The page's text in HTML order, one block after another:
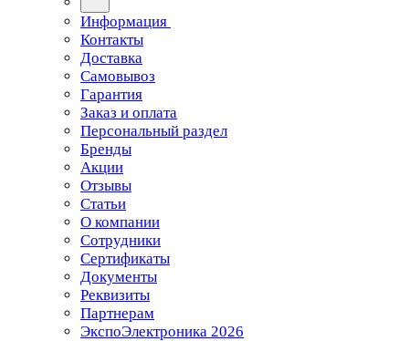
Информация
Контакты
Доставка
Самовывоз
Гарантия
Заказ и оплата
Персональный раздел
Бренды
Акции
Отзывы
Статьи
О компании
Сотрудники
Сертификаты
Документы
Реквизиты
Партнерам
ЭкспоЭлектроника 2026